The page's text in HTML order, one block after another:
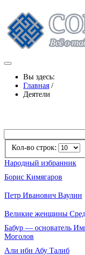
Вы здесь:
Главная /
Деятели
Кол-во строк:
Народный избранник
Борис Кимягаров
Петр Иванович Ваулин
Великие женщины
Бабур — основатель
Моголов
Али ибн Абу Талиб